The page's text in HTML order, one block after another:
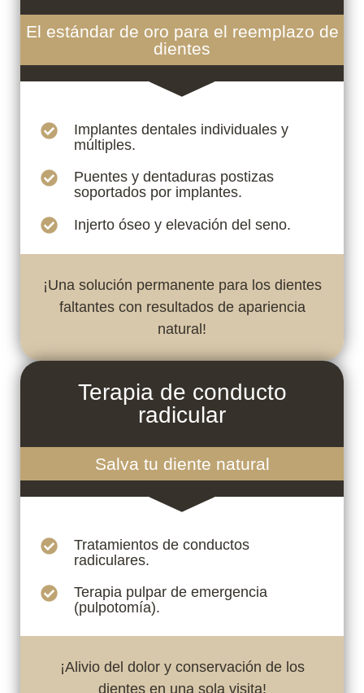
El estándar de oro para el reemplazo de
dientes
Implantes dentales individuales y
múltiples.
Puentes y dentaduras postizas
soportados por implantes.
Injerto óseo y elevación del seno.
¡Una solución permanente para los dientes
faltantes con resultados de apariencia
natural!
Terapia de conducto
radicular
Salva tu diente natural
Tratamientos de conductos
radiculares.
Terapia pulpar de emergencia
(pulpotomía).
¡Alivio del dolor y conservación de los
dientes en una sola visita!